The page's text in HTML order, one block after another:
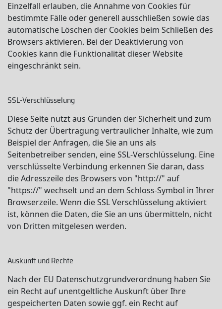
Einzelfall erlauben, die Annahme von Cookies für
bestimmte Fälle oder generell ausschließen sowie das
automatische Löschen der Cookies beim Schließen des
Browsers aktivieren. Bei der Deaktivierung von
Cookies kann die Funktionalität dieser Website
eingeschränkt sein.
SSL-Verschlüsselung
Diese Seite nutzt aus Gründen der Sicherheit und zum
Schutz der Übertragung vertraulicher Inhalte, wie zum
Beispiel der Anfragen, die Sie an uns als
Seitenbetreiber senden, eine SSL-Verschlüsselung. Eine
verschlüsselte Verbindung erkennen Sie daran, dass
die Adresszeile des Browsers von "http://" auf
"https://" wechselt und an dem Schloss-Symbol in Ihrer
Browserzeile. Wenn die SSL Verschlüsselung aktiviert
ist, können die Daten, die Sie an uns übermitteln, nicht
von Dritten mitgelesen werden.
Auskunft und Rechte
Nach der EU Datenschutzgrundverordnung haben Sie
ein Recht auf unentgeltliche Auskunft über Ihre
gespeicherten Daten sowie ggf. ein Recht auf